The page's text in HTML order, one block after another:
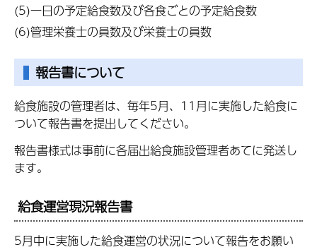
(5)一日の予定給食数及び各食ごとの予定給食数
(6)管理栄養士の員数及び栄養士の員数
報告書について
給食施設の管理者は、毎年5月、11月に実施した給食に
ついて報告書を提出してください。
報告書様式は事前に各届出給食施設管理者あてに発送し
ます。
給食運営現況報告書
5月中に実施した給食運営の状況について報告をお願い